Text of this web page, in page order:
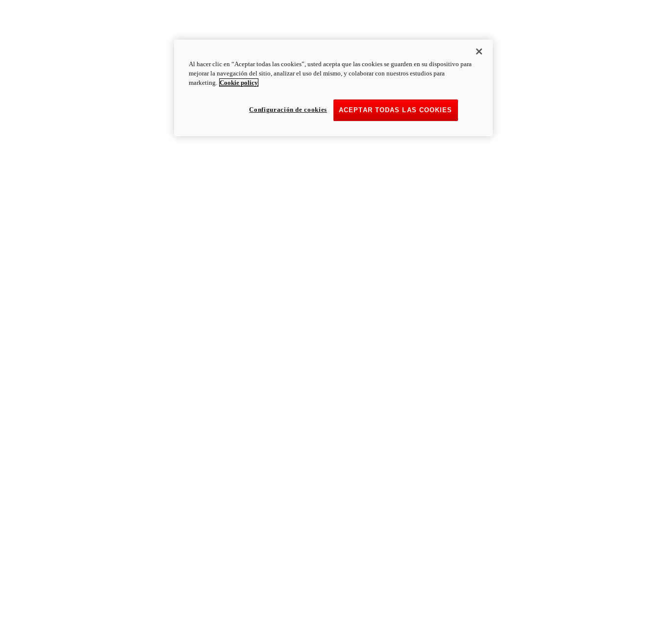
Al hacer clic en “Aceptar todas las cookies”, usted acepta que las cookies se guarden en su dispositivo para
mejorar la navegación del sitio, analizar el uso del mismo, y colaborar con nuestros estudios para
marketing. Cookie policy
ACEPTAR TODAS LAS COOKIES
Configuración de cookies